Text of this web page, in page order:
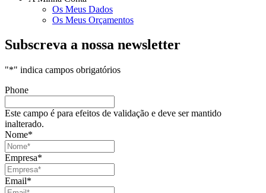
Os Meus Dados
Os Meus Orçamentos
Subscreva a nossa newsletter
"*" indica campos obrigatórios
Phone
Este campo é para efeitos de validação e deve ser mantido
inalterado.
Nome*
Empresa*
Email*